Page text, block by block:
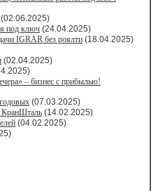
(02.06.2025)
под ключ (24.04.2025)
IGRAR без роялти (18.04.2025)
(02.04.2025)
– бизнес с прибылью!
(07.03.2025)
КранШталь (14.02.2025)
(04.02.2025)